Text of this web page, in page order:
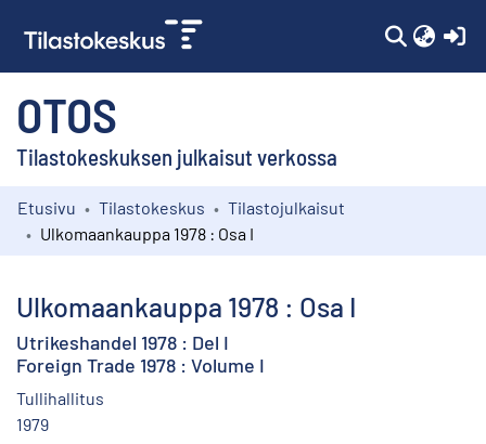
OTOS
Tilastokeskuksen julkaisut verkossa
Kokoelmat
Etusivu Tilastokeskus
Tilastojulkaisut
Ulkomaankauppa 1978 : Osa I
Ulkomaankauppa 1978 : Osa I
Utrikeshandel 1978 : Del I
Foreign Trade 1978 : Volume I
Tullihallitus
1979